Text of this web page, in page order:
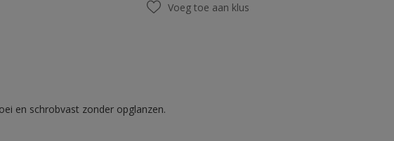
Voeg toe aan klus
en schrobvast zonder opglanzen.